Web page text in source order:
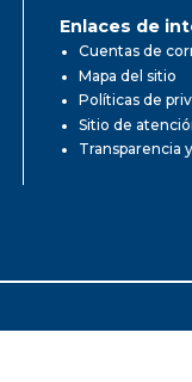
Enlaces de
Cuentas de
Mapa del sitio
Políticas de
Sitio de
Transparencia